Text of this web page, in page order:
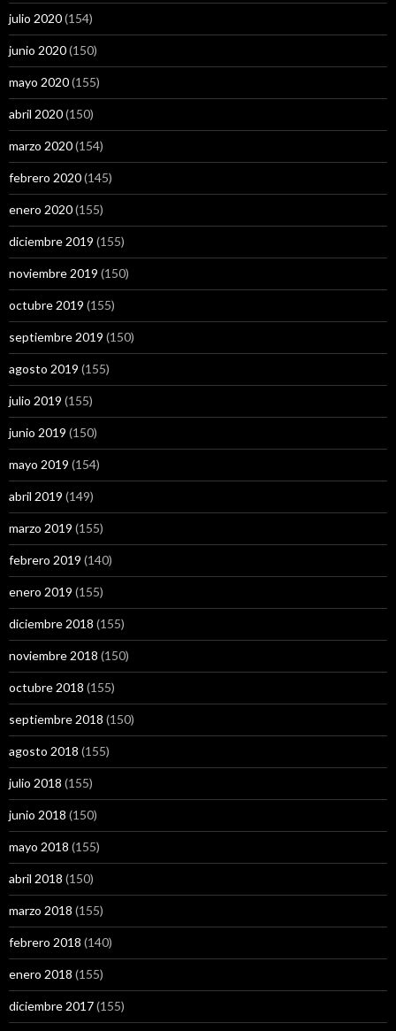
julio 2020(154)
junio 2020(150)
mayo 2020(155)
abril 2020(150)
marzo 2020(154)
febrero 2020(145)
enero 2020(155)
diciembre 2019 (155)
noviembre 2019 (150)
octubre 2019 (155)
septiembre 2019 (150)
agosto 2019 (155)
julio 2019 (155)
junio 2019 (150)
mayo 2019 (154)
abril 2019 (149)
marzo 2019 (155)
febrero 2019 (140)
enero 2019 (155)
diciembre 2018 (155)
noviembre 2018 (150)
octubre 2018 (155)
septiembre 2018 (150)
agosto 2018 (155)
julio 2018 (155)
junio 2018 (150)
mayo 2018 (155)
abril 2018 (150)
marzo 2018 (155)
febrero 2018 (140)
enero 2018 (155)
diciembre 2017(155)